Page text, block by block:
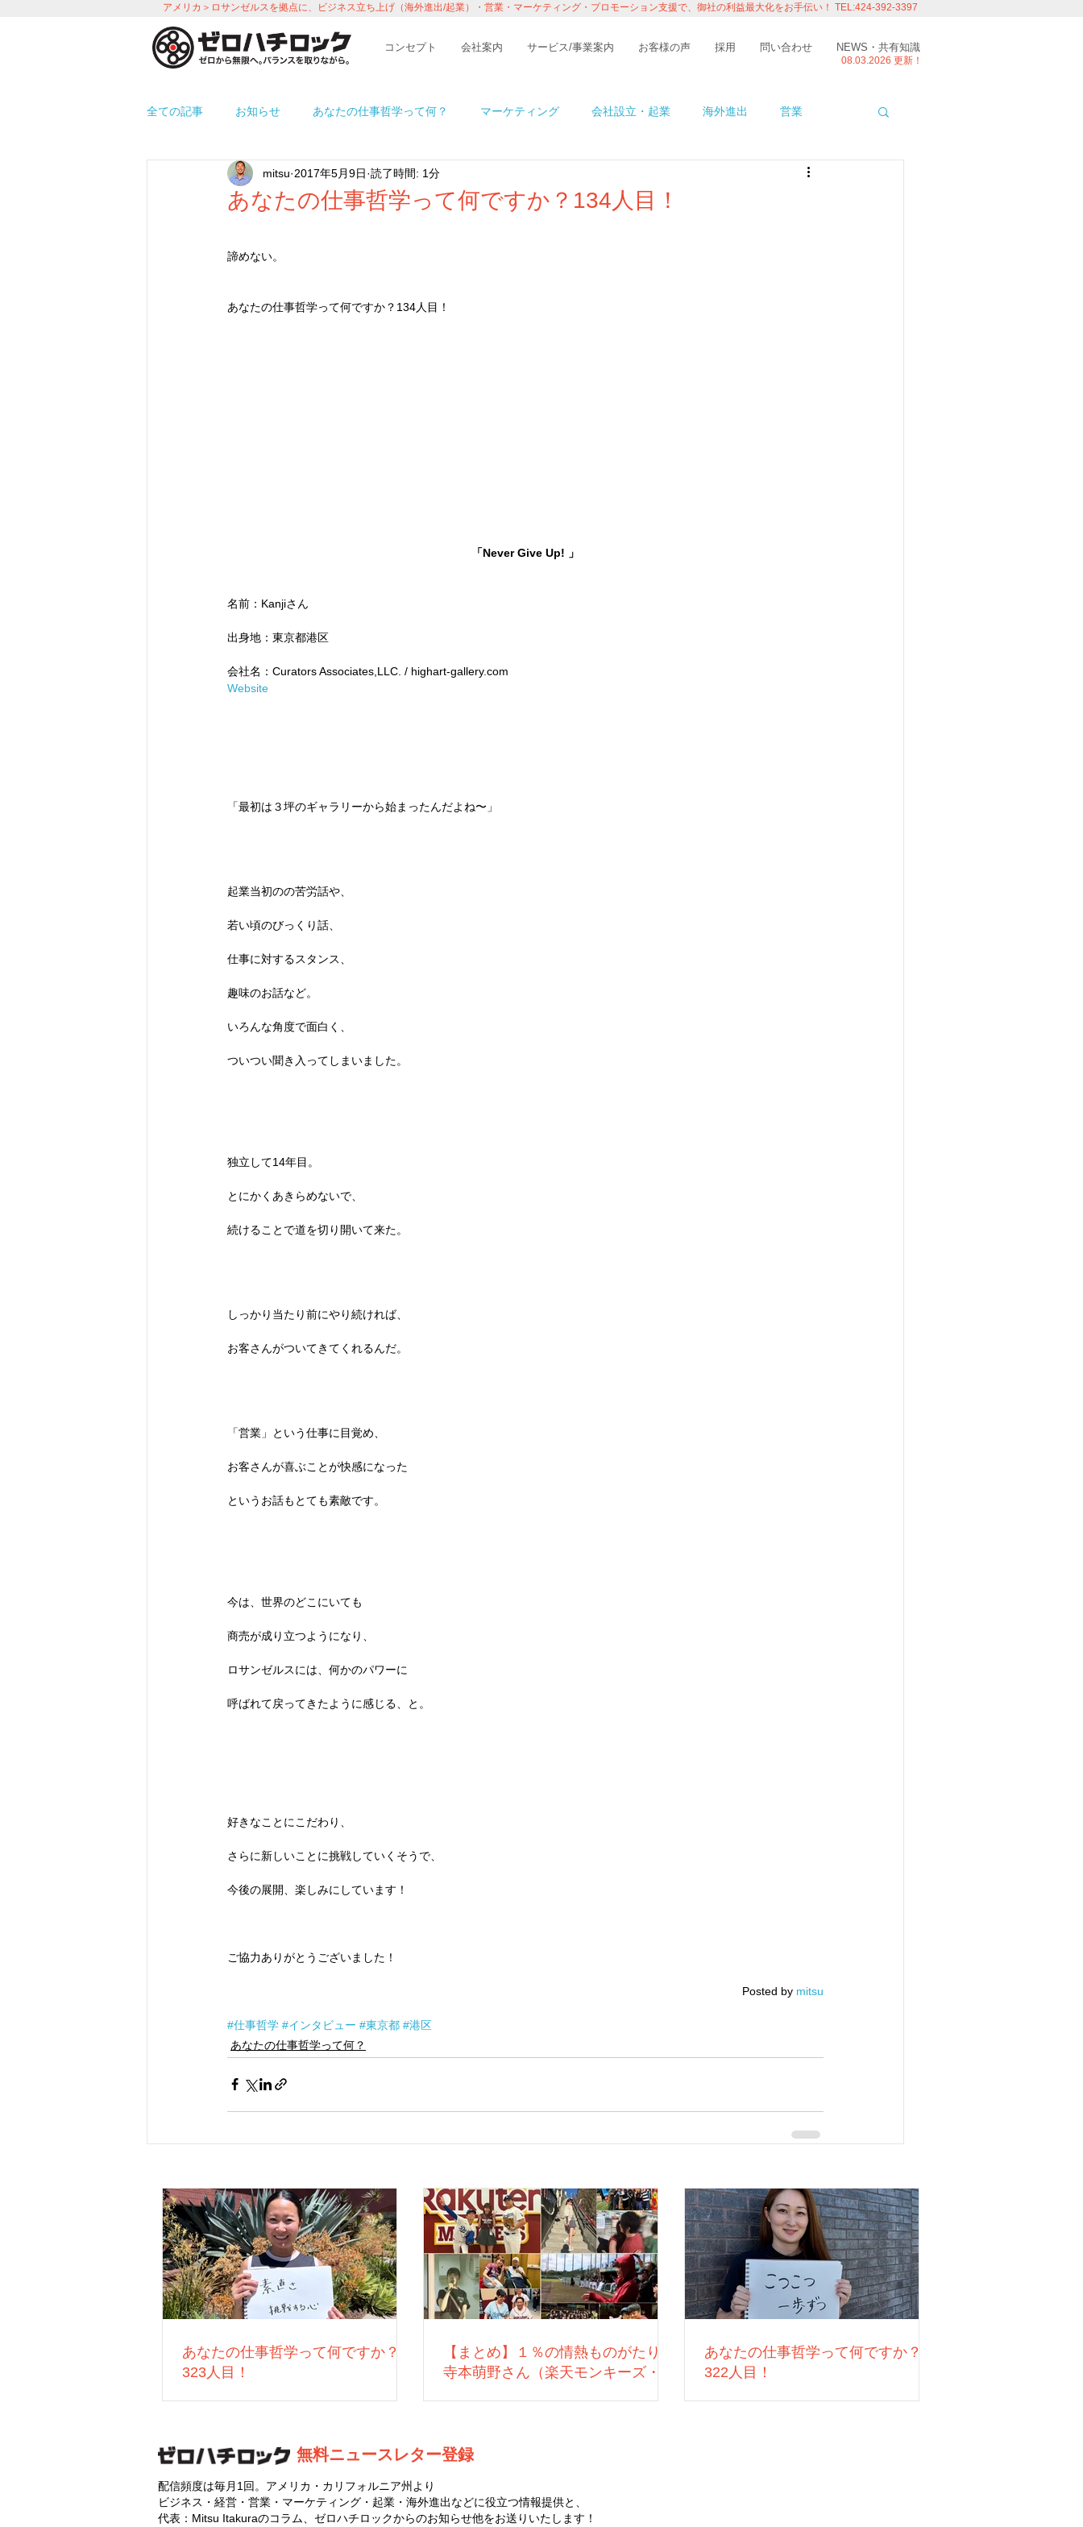
アメリカ＞ロサンゼルスを拠点に、ビジネス立ち上げ（海外進出/起業）・営業・マーケティング・プロモーション支援で、御社の利益最大化をお手伝い！ TEL:424-392-3397
コンセプト 会社案内 サービス/事業案内 お客様の声 採用 問い合わせ NEWS・共有知識
08.03.2026 更新！
全ての記事 お知らせ あなたの仕事哲学って何？ マーケティング 会社設立・起業 海外進出 営業
プロモーション 労務＆人事 in アメリカ イベント・レポート ITエンジニアの視点
あなたの仕事哲学って何ですか？134人目！
mitsu 2017年5月9日 読了時間: 1分
諦めない。
あなたの仕事哲学って何ですか？134人目！
「Never Give Up! 」
名前：Kanjiさん
出身地：東京都港区
会社名：Curators Associates,LLC. / highart-gallery.com
Website
「最初は３坪のギャラリーから始まったんだよね〜」
起業当初のの苦労話や、
若い頃のびっくり話、
仕事に対するスタンス、
趣味のお話など。
いろんな角度で面白く、
ついつい聞き入ってしまいました。
独立して14年目。
とにかくあきらめないで、
続けることで道を切り開いて来た。
しっかり当たり前にやり続ければ、
お客さんがついてきてくれるんだ。
「営業」という仕事に目覚め、
お客さんが喜ぶことが快感になった
というお話もとても素敵です。
今は、世界のどこにいても
商売が成り立つようになり、
ロサンゼルスには、何かのパワーに
呼ばれて戻ってきたように感じる、と。
好きなことにこだわり、
さらに新しいことに挑戦していくそうで、
今後の展開、楽しみにしています！
ご協力ありがとうございました！
Posted by mitsu
#仕事哲学 #インタビュー #東京都 #港区
あなたの仕事哲学って何？
あなたの仕事哲学って何ですか？
323人目！
【まとめ】１％の情熱ものがたり：
寺本萌野さん（楽天モンキーズ・営
あなたの仕事哲学って何ですか？
322人目！
無料ニュースレター登録
配信頻度は毎月1回。アメリカ・カリフォルニア州より
ビジネス・経営・営業・マーケティング・起業・海外進出などに役立つ情報提供と、
代表：Mitsu Itakuraのコラム、ゼロハチロックからのお知らせ他をお送りいたします！